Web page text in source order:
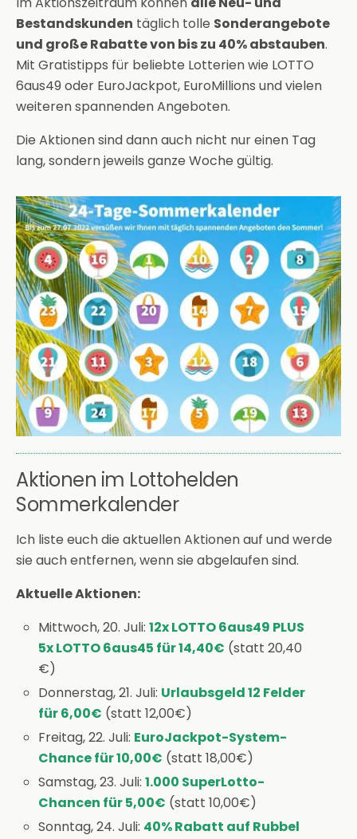
Bestandskunden täglich tolle Sonderangebote
und große Rabatte von bis zu 40% abstauben.
Mit Gratistipps für beliebte Lotterien wie LOTTO
6aus49 oder EuroJackpot, EuroMillions und vielen
weiteren spannenden Angeboten.
Die Aktionen sind dann auch nicht nur einen Tag
lang, sondern jeweils ganze Woche gültig.
Aktionen im Lottohelden
Sommerkalender
Ich liste euch die aktuellen Aktionen auf und werde
sie auch entfernen, wenn sie abgelaufen sind.
Aktuelle Aktionen:
Mittwoch, 20. Juli:12x LOTTO 6aus49 PLUS
5x LOTTO 6aus45 für 14,40€ (statt 20,40
€)
Donnerstag, 21. Juli: Urlaubsgeld 12 Felder
für 6,00€ (statt 12,00€)
Freitag, 22. Juli: EuroJackpot-System-
Chance für 10,00€ (statt 18,00€)
Samstag, 23. Juli:1.000 SuperLotto-
Chancen für 5,00€ (statt 10,00€)
Sonntag, 24. Juli: 40% Rabatt auf Rubbel